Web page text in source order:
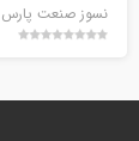
نسوز صنعت پارس